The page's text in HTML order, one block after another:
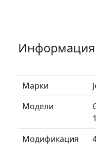
Информация
Марки
Модели
Модификация